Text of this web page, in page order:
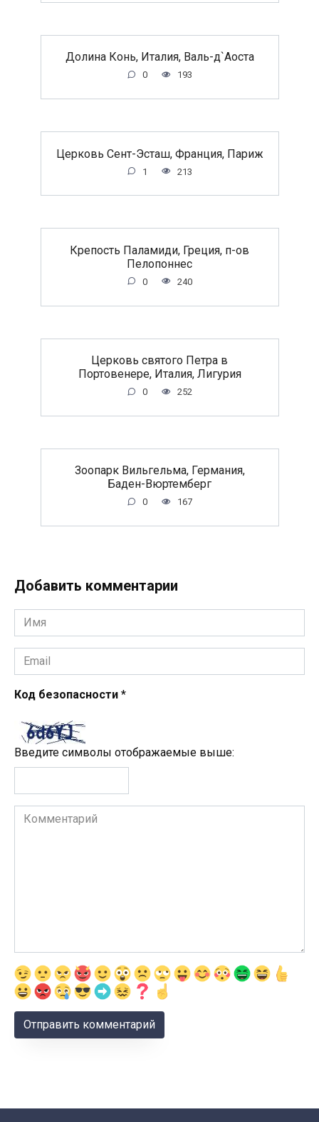
Долина Конь, Италия, Валь-д`Аоста
0 193
Церковь Сент-Эсташ, Франция, Париж
1 213
Крепость Паламиди, Греция, п-ов
Пелопоннес
0 240
Церковь святого Петра в
Портовенере, Италия, Лигурия
0 252
Зоопарк Вильгельма, Германия,
Баден-Вюртемберг
0 167
Добавить комментарии
Имя
*
Email
*
Код безопасности *
Введите символы отображаемые выше:
Комментарий